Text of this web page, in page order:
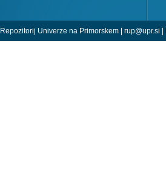
Repozitorij Univerze na Primorskem | rup@upr.si